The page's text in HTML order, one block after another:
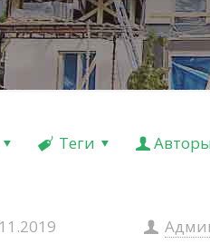
Теги Авторы